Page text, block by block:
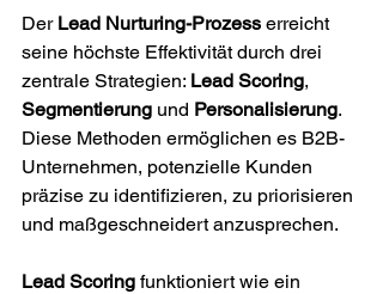
Der Lead Nurturing-Prozess erreicht
seine höchste Effektivität durch drei
zentrale Strategien: Lead Scoring,
Segmentierung und Personalisierung.
Diese Methoden ermöglichen es B2B-
Unternehmen, potenzielle Kunden
präzise zu identifizieren, zu priorisieren
und maßgeschneidert anzusprechen.
Lead Scoring funktioniert wie ein